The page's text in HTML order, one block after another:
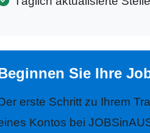
Sie Ihre
erste Schritt zu Ihrem
Kontos bei